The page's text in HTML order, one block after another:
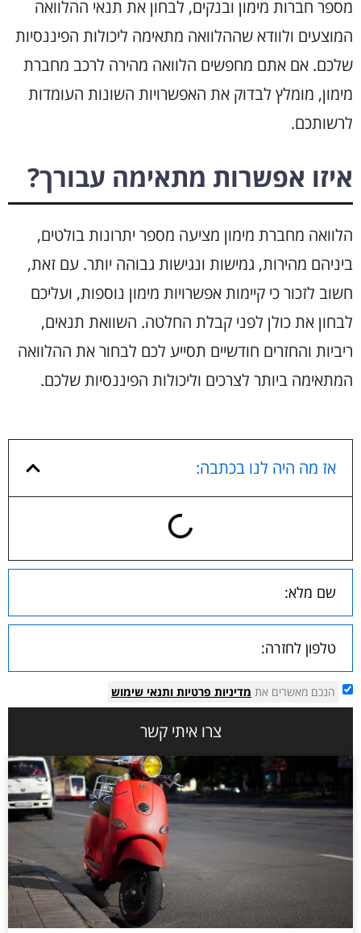
מספר חברות מימון ובנקים, לבחון את תנאי ההלוואה
המוצעים ולוודא שההלוואה מתאימה ליכולות הפיננסיות
שלכם. אם אתם מחפשים הלוואה מהירה לרכב מחברת
מימון, מומלץ לבדוק את האפשרויות השונות העומדות
לרשותכם.
איזו אפשרות מתאימה עבורך?
הלוואה מחברת מימון מציעה מספר יתרונות בולטים,
ביניהם מהירות, גמישות ונגישות גבוהה יותר. עם זאת,
חשוב לזכור כי קיימות אפשרויות מימון נוספות, ועליכם
לבחון את כולן לפני קבלת החלטה. השוואת תנאים,
ריביות והחזרים חודשיים תסייע לכם לבחור את ההלוואה
המתאימה ביותר לצרכים וליכולות הפיננסיות שלכם.
אז מה היה לנו בכתבה:
הנכם מאשרים את מדיניות פרטיות ותנאי שימוש
צרו איתי קשר